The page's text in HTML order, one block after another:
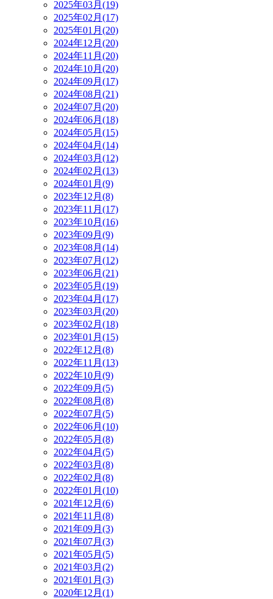
2025年03月(19)
2025年02月(17)
2025年01月(20)
2024年12月(20)
2024年11月(20)
2024年10月(20)
2024年09月(17)
2024年08月(21)
2024年07月(20)
2024年06月(18)
2024年05月(15)
2024年04月(14)
2024年03月(12)
2024年02月(13)
2024年01月(9)
2023年12月(8)
2023年11月(17)
2023年10月(16)
2023年09月(9)
2023年08月(14)
2023年07月(12)
2023年06月(21)
2023年05月(19)
2023年04月(17)
2023年03月(20)
2023年02月(18)
2023年01月(15)
2022年12月(8)
2022年11月(13)
2022年10月(9)
2022年09月(5)
2022年08月(8)
2022年07月(5)
2022年06月(10)
2022年05月(8)
2022年04月(5)
2022年03月(8)
2022年02月(8)
2022年01月(10)
2021年12月(6)
2021年11月(8)
2021年09月(3)
2021年07月(3)
2021年05月(5)
2021年03月(2)
2021年01月(3)
2020年12月(1)